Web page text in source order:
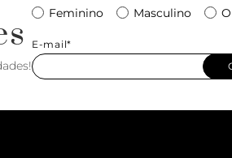
Feminino Masculino
E-mail*